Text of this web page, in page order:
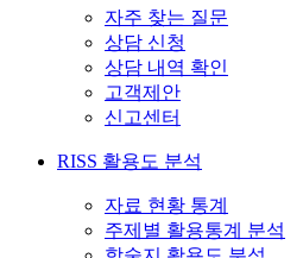
자주 찾는 질문
상담 신청
상담 내역 확인
고객제안
신고센터
RISS 활용도 분석
자료 현황 통계
주제별 활용통계 분석